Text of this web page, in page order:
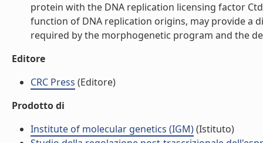
protein with the DNA replication licensing factor
function of DNA replication origins, may provide a
required by the morphogenetic program and the
Editore
CRC Press (Editore)
Prodotto di
Institute of molecular genetics (IGM)(Istituto)